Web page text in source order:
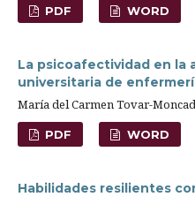
PDF WORD
La psicoafectividad en la
universitaria de
María del Carmen Tovar-
PDF WORD
Habilidades resilientes